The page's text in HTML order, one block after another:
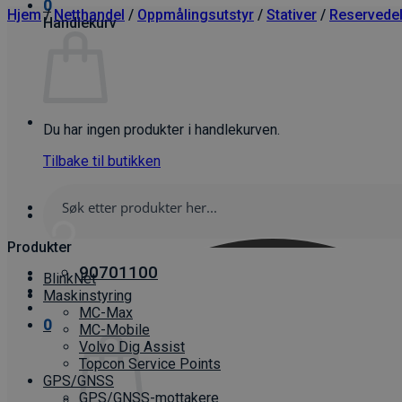
0
Handlekurv
Du har ingen produkter i handlekurven.
Tilbake til butikken
90701100
0
Hjem / Netthandel / Oppmålings­utstyr / Stativer /
Produkter
BlinkNet
Maskinstyring
MC-Max
MC-Mobile
Volvo Dig Assist
Topcon Service Points
GPS/GNSS
GPS/GNSS-mottakere